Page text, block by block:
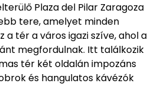
Plaza del Pilar Zaragoza
tere, amelyet minden
a tér a város igazi szíve, ahol a
megfordulnak. Itt találkozik
tér két oldalán impozáns
és hangulatos kávézók